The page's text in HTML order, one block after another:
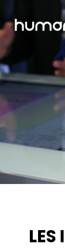
LES